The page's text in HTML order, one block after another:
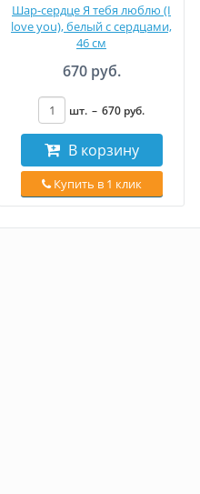
Шар-сердце Я тебя люблю (I
love you), белый с сердцами,
46 см
670 руб.
шт. – 670 руб.
В корзину
Купить в 1 клик